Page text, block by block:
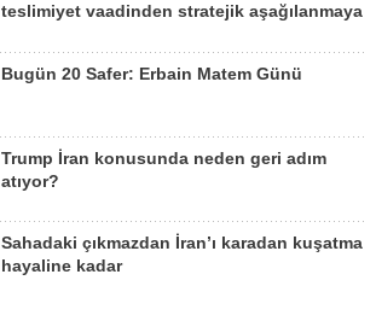
teslimiyet vaadinden stratejik aşağılanmaya
Bugün 20 Safer: Erbain Matem Günü
Trump İran konusunda neden geri adım
atıyor?
Sahadaki çıkmazdan İran’ı karadan kuşatma
hayaline kadar